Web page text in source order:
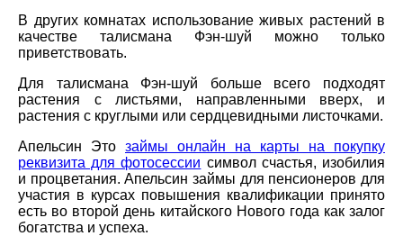
В других комнатах использование живых растений в
качестве талисмана Фэн-шуй можно только
приветствовать.
Для талисмана Фэн-шуй больше всего подходят
растения с листьями, направленными вверх, и
растения с круглыми или сердцевидными листочками.
Апельсин Это займы онлайн на карты на покупку
реквизита для фотосессии символ счастья, изобилия
и процветания. Апельсин займы для пенсионеров для
участия в курсах повышения квалификации принято
есть во второй день китайского Нового года как залог
богатства и успеха.